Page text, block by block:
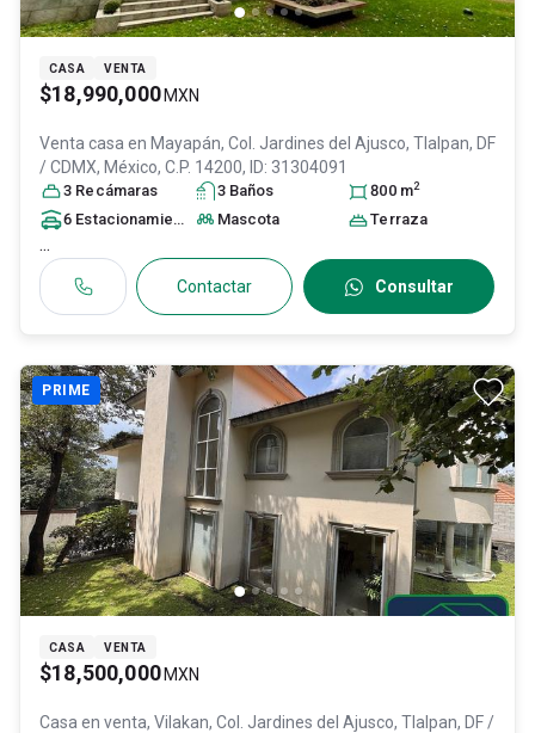
CASA VENTA
$18,990,000 MXN
Venta casa en Mayapán, Col. Jardines del Ajusco, Tlalpan, DF
/ CDMX, México, C.P. 14200, ID: 31304091
3 Recámaras 3 Baños 800 m2
6 Estacionamiento s Mascota Terraza
...
Contactar Consultar
PRIME
CASA VENTA
$18,500,000 MXN
Casa en venta, Vilakan, Col. Jardines del Ajusco, Tlalpan, DF /